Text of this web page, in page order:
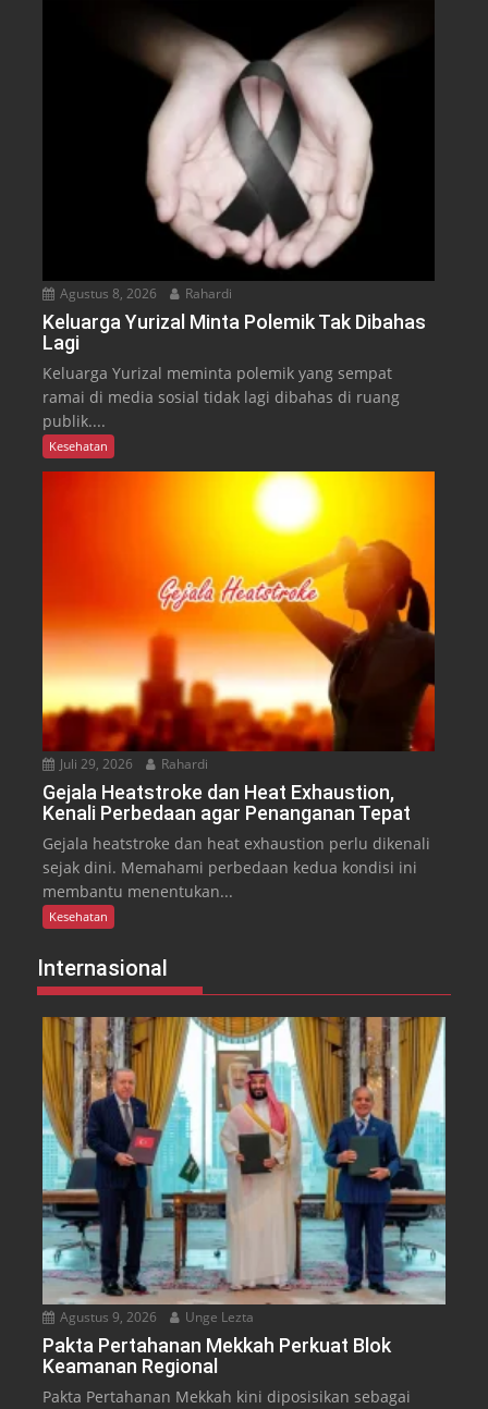
Agustus 8, 2026 Rahardi
Keluarga Yurizal Minta Polemik Tak Dibahas
Lagi
Keluarga Yurizal meminta polemik yang sempat
ramai di media sosial tidak lagi dibahas di ruang
publik....
Kesehatan
Juli 29, 2026 Rahardi
Gejala Heatstroke dan Heat Exhaustion,
Kenali Perbedaan agar Penanganan Tepat
Gejala heatstroke dan heat exhaustion perlu dikenali
sejak dini. Memahami perbedaan kedua kondisi ini
membantu menentukan...
Kesehatan
Internasional
Agustus 9, 2026 Unge Lezta
Pakta Pertahanan Mekkah Perkuat Blok
Keamanan Regional
Pakta Pertahanan Mekkah kini diposisikan sebagai